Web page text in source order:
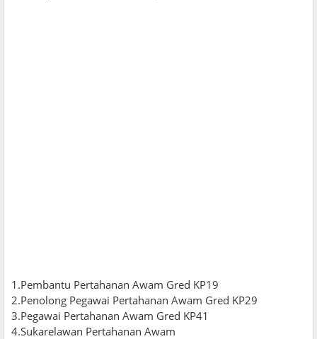
1.Pembantu Pertahanan Awam Gred KP19
2.Penolong Pegawai Pertahanan Awam Gred KP29
3.Pegawai Pertahanan Awam Gred KP41
4.Sukarelawan Pertahanan Awam